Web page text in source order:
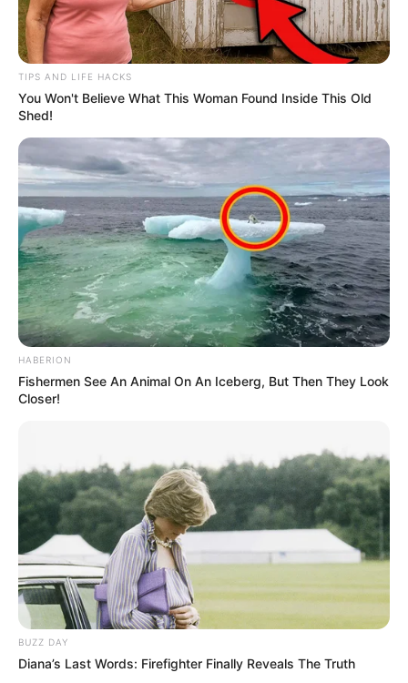
NICOLÁS PETRO
relacionada con el
principio de oportunidad
diciembre será retomada
NICOLÁS PETRO
Nicolás Petro le propuso
un acuerdo de
confidencialidad a Day
Vásquez en 2022
Defensa de Day Vásquez
ABOGADO
Abogado de Nicolás Petro
denuncia que fiscal
inspección judicial a su
despacho
GUSTAVO PETRO
TIPS AND LIFE HACKS
You Won't Believe What This Woman Found Inside This Old
Shed!
HABERION
Fishermen See An Animal On An Iceberg, But Then They Look
Closer!
BUZZ DAY
Diana’s Last Words: Firefighter Finally Reveals The Truth